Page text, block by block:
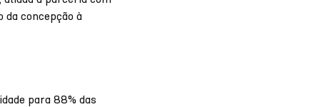
concepção à
para 88% das